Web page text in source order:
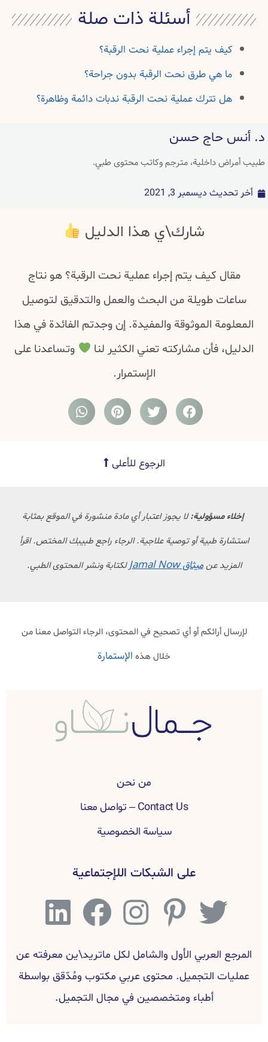
أسئلة ذات صلة
كيف يتم إجراء عملية نحت الرقبة؟
ما هي طرق نحت الرقبة بدون جراحة؟
هل تترك عملية نحت الرقبة ندبات دائمة وظاهرة؟
د. أنس حاج حسن
طبيب أمراض داخلية، مترجم وكاتب محتوى طبي.
أخر تحديث ديسمبر 3, 2021
شارك\ي هذا الدليل
مقال كيف يتم إجراء عملية نحت الرقبة؟ هو نتاج
ساعات طويلة من البحث والعمل والتدقيق لتوصيل
المعلومة الموثوقة والمفيدة. إن وجدتم الفائدة في هذا
الدليل، فأن مشاركته تعني الكثير لنا
وتساعدنا على
الإستمرار.
الرجوع للأعلى
إخلاء مسؤولية:لا يجوز اعتبار أي مادة منشورة في الموقع بمثابة
استشارة طبية أو توصية علاجية. الرجاء راجع طبيبك المختص. اقرأ
المزيد عنميثاق Jamal Now لكتابة ونشر المحتوى الطبي.
لإرسال أرائكم أو أي تصحيح في المحتوى، الرجاء التواصل معنا من
خلال هذه الإستمارة
من نحن
Contact Us – تواصل معنا
سياسة الخصوصية
على الشبكات اللإجتماعية
المرجع العربي الأول والشامل لكل ماتريد\ين معرفته عن
عمليات التجميل. محتوى عربي مكتوب ومُدّقق بواسطة
أطباء ومتخصصين في مجال التجميل.